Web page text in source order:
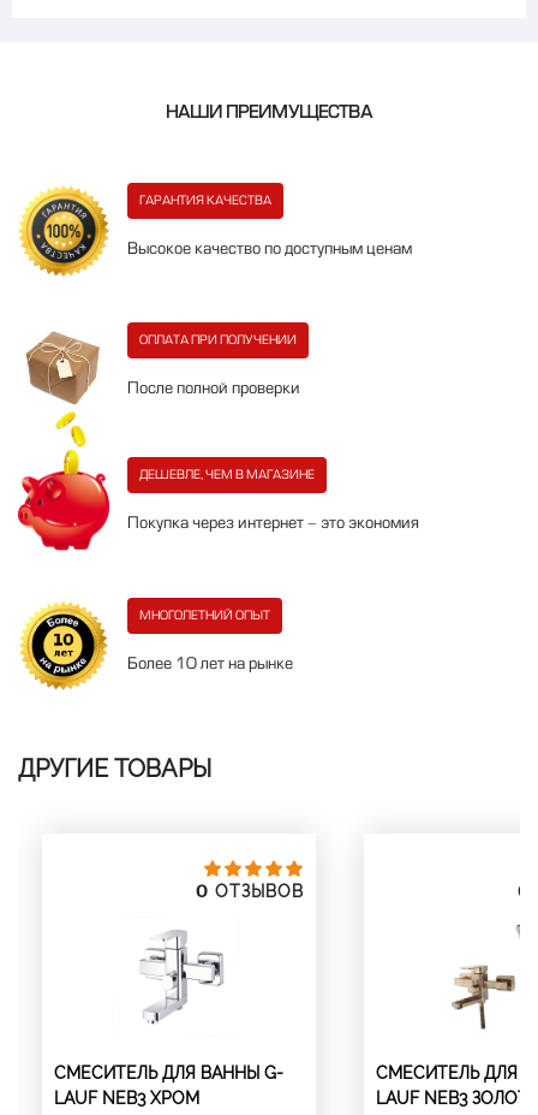
НАШИ ПРЕИМУЩЕСТВА
ГАРАНТИЯ КАЧЕСТВА
Высокое качество по доступным ценам
ОПЛАТА ПРИ ПОЛУЧЕНИИ
После полной проверки
ДЕШЕВЛЕ, ЧЕМ В МАГАЗИНЕ
Покупка через интернет - это экономия
МНОГОЛЕТНИЙ ОПЫТ
Более 10 лет на рынке
ДРУГИЕ ТОВАРЫ
0 ОТЗЫВОВ
СМЕСИТЕЛЬ ДЛЯ ВАННЫ G-
LAUF NEB3 ХРОМ
0
СМЕСИТЕЛЬ ДЛЯ
LAUF NEB3